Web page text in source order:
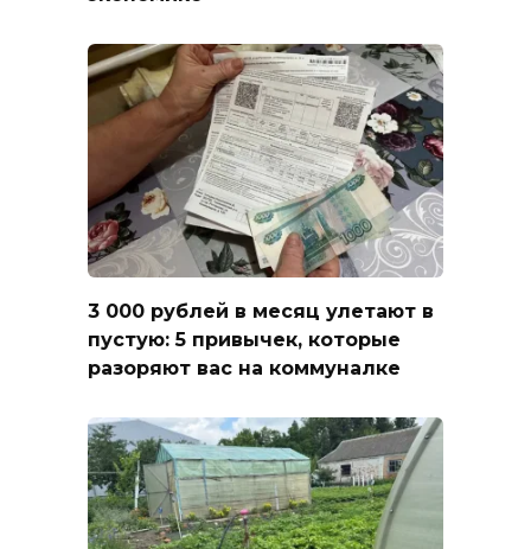
3 000 рублей в месяц улетают в
пустую: 5 привычек, которые
разоряют вас на коммуналке